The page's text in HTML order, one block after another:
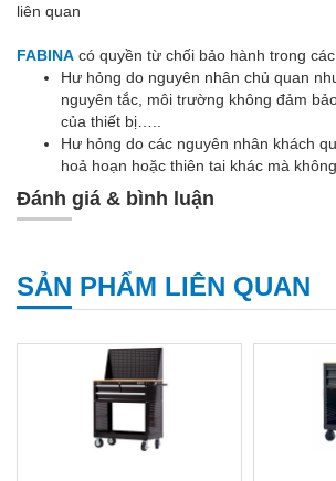
liên quan
FABINA có quyền từ chối bảo hành trong
Hư hỏng do nguyên nhân chủ quan
nguyên tắc, môi trường không đảm
của thiết bị…..
Hư hỏng do các nguyên nhân khách
hoả hoạn hoặc thiên tai khác mà
Đánh giá & bình luận
SẢN PHẨM LIÊN QUAN